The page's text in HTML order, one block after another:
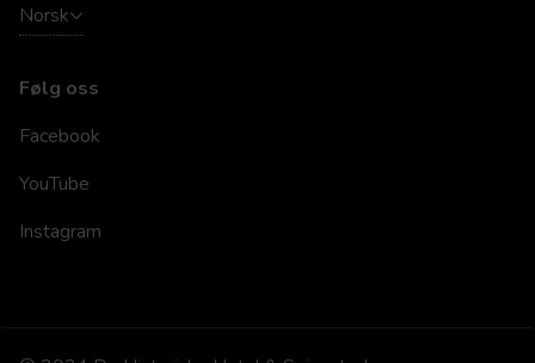
Norsk
Følg oss
Facebook
YouTube
Instagram